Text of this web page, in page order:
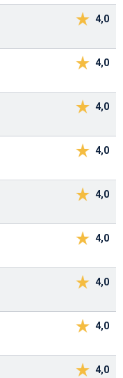
4,0
4,0
4,0
4,0
4,0
4,0
4,0
4,0
4,0